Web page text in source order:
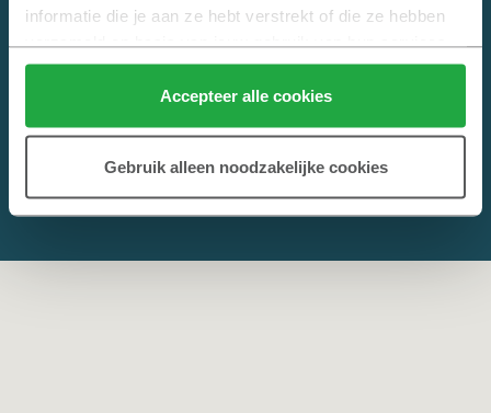
informatie die je aan ze hebt verstrekt of die ze hebben
verzameld op basis van jouw gebruik van hun services.
Klik hier voor meer informatie over ons cookiebeleid.
Accepteer alle cookies
Gebruik alleen noodzakelijke cookies
© 2026 Copyright Heijmans
Privacy,CookiesenDisclaimer